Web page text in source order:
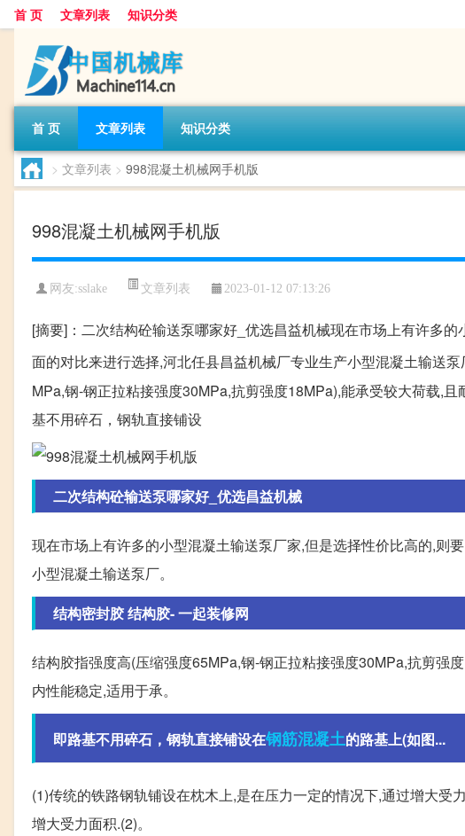
首 页 文章列表 知识分类
首 页 文章列表 知识分类
> 文章列表 > 998混凝土机械网手机版
998混凝土机械网手机版
网友:sslake 文章列表 2023-01-12 07:13:26
[摘要]：二次结构砼输送泵哪家好_优选昌益机械现在市场上有许多的
面的对比来进行选择,河北任县昌益机械厂专业生产小型混凝土输送
MPa,钢-钢正拉粘接强度30MPa,抗剪强度18MPa),能承受较大荷载,
基不用碎石，钢轨直接铺设
二次结构砼输送泵哪家好_优选昌益机械
现在市场上有许多的小型混凝土输送泵厂家,但是选择性价比高的,则
小型混凝土输送泵厂。
结构密封胶 结构胶- 一起装修网
结构胶指强度高(压缩强度65MPa,钢-钢正拉粘接强度30MPa,抗剪强
内性能稳定,适用于承。
即路基不用碎石，钢轨直接铺设在钢筋混凝土的路基上(如图...
(1)传统的铁路钢轨铺设在枕木上,是在压力一定的情况下,通过增大
增大受力面积.(2)。